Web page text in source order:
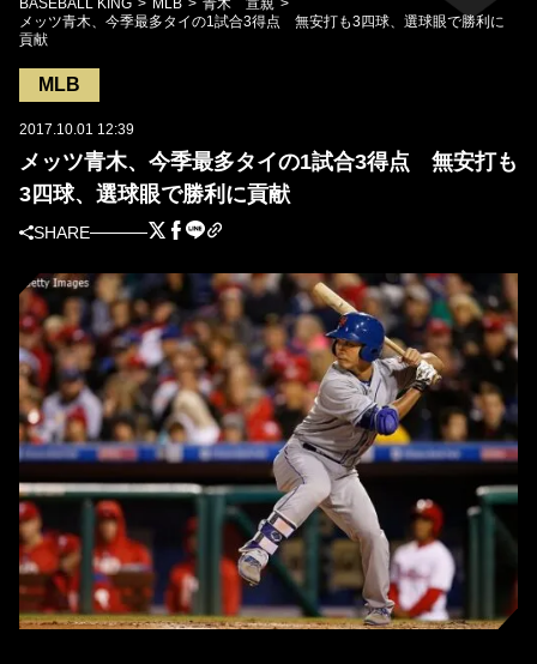
BASEBALL KING MLB
青木 宣親
メッツ青木、今季最多タイの1試合3得点 無安打も3四球、選球眼で勝利に
貢献
MLB
2017.10.01 12:39
メッツ青木、今季最多タイの1試合3得点 無安打も
3四球、選球眼で勝利に貢献
SHARE